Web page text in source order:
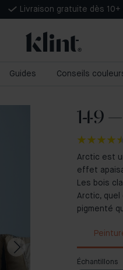
Livraison gratuite dès
Guides Conseils
149
Arctic est
effet
Les bois
Arctic, quel
pigmenté
Échantillons